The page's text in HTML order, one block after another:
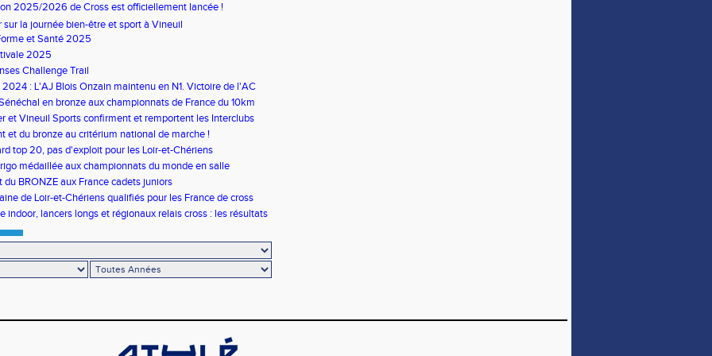
2025/2026 de Cross est officiellement lancée !
sur la journée bien-être et sport à Vineuil
et Santé 2025
2025
Challenge Trail
2024 : L'AJ Blois Onzain maintenu en N1. Victoire de l'AC
en N2Ben bronze aux championnats de France du 10km
et Vineuil Sports confirment et remportent les Interclubs
et du bronze au critérium national de marche !
top 20, pas d'exploit pour les Loir-et-Chériens
médaillée aux championnats du monde en salle
du BRONZE aux France cadets juniors
de Loir-et-Chériens qualifiés pour les France de cross
indoor, lancers longs et régionaux relais cross : les résultats